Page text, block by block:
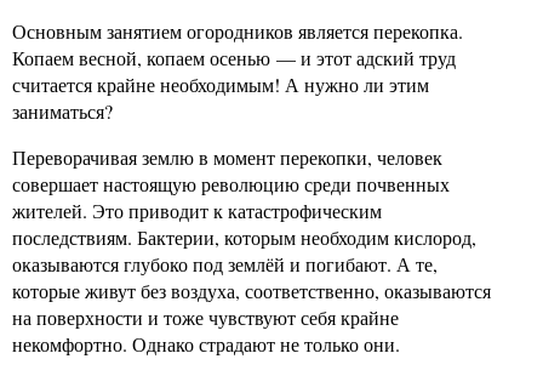
Основным занятием огородников является перекопка.
Копаем весной, копаем осенью — и этот адский труд
считается крайне необходимым! А нужно ли этим
заниматься?
Переворачивая землю в момент перекопки, человек
совершает настоящую революцию среди почвенных
жителей. Это приводит к катастрофическим
последствиям. Бактерии, которым необходим кислород,
оказываются глубоко под землёй и погибают. А те,
которые живут без воздуха, соответственно, оказываются
на поверхности и тоже чувствуют себя крайне
некомфортно. Однако страдают не только они.